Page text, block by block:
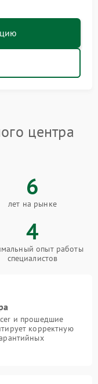
центра
6
лет на рынке
4
опыт работы
специалистов
и прошедшие
корректную